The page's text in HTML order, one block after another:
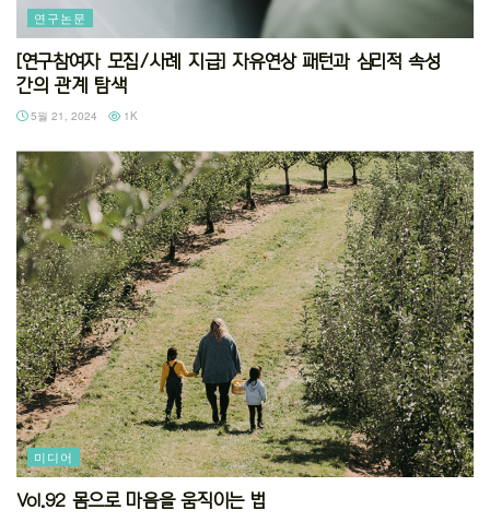
연구논문
[연구참여자 모집/사례 지급] 자유연상 패턴과 심리적 속성
간의 관계 탐색
5월 21, 2024 1K
미디어
Vol.92 몸으로 마음을 움직이는 법